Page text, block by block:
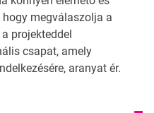
hogy megválaszolja a
projekteddel
csapat, amely
aranyat ér.